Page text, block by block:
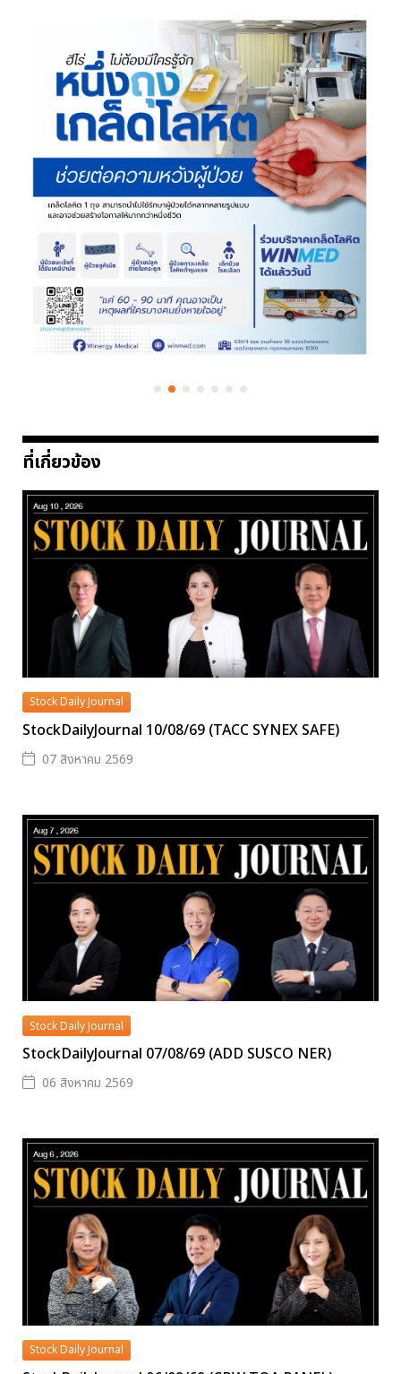
ที่เกี่ยวข้อง
Stock Daily Journal
StockDailyJournal 10/08/69 (TACC SYNEX SAFE)
07 สิงหาคม 2569
Stock Daily Journal
StockDailyJournal 07/08/69 (ADD SUSCO NER)
06 สิงหาคม 2569
Stock Daily Journal